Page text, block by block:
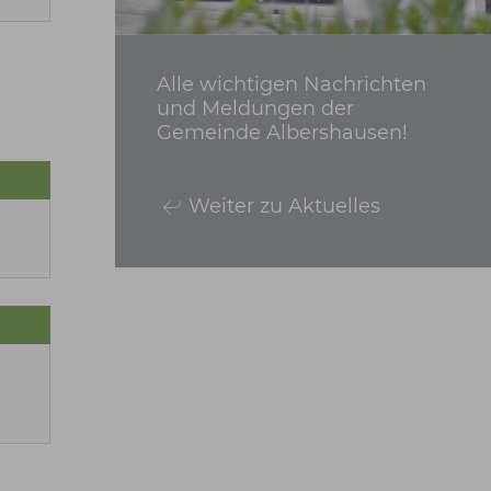
Alle wichtigen Nachrichten
und Meldungen der
Gemeinde Albershausen!
Weiter zu Aktuelles